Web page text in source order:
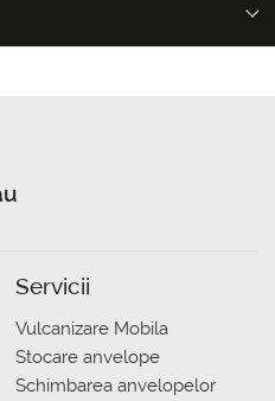
Servicii
Vulcanizare Mobila
Stocare anvelope
Schimbarea anvelopelor